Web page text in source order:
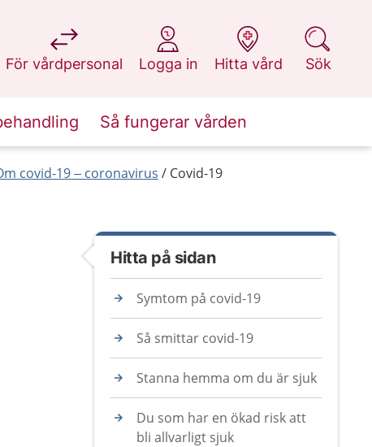
För vårdpersonal
på 1177.se
Logga in
på 1177.se
Hitta vård
på 1177.se
Sök
på 1177.se
Så fungerar vården
covid-19 – coronavirus Covid-19
Hitta på sidan
Symtom på covid-19
Så smittar covid-19
Stanna hemma om du är sjuk
Du som har en ökad risk att
bli allvarligt sjuk